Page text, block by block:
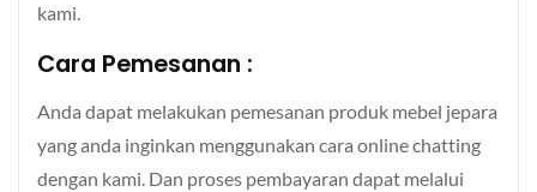
kami.
Cara Pemesanan :
Anda dapat melakukan pemesanan produk mebel jepara
yang anda inginkan menggunakan cara online chatting
dengan kami. Dan proses pembayaran dapat melalui